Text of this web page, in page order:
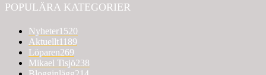
POPULÄRA KATEGORIER
Nyheter1520
Aktuellt1189
Löparen269
Mikael Tisjö238